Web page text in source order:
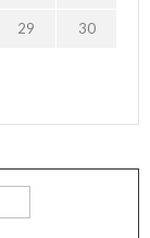
29 30